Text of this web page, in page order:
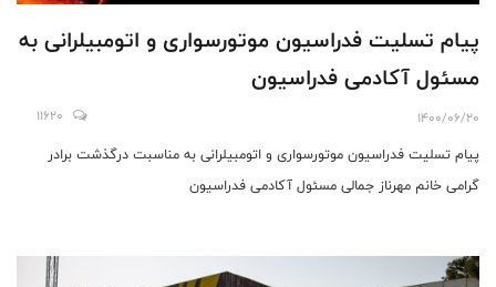
پیام تسلیت فدراسیون موتورسواری و اتومبیلرانی به
مسئول آکادمی فدراسیون
1400/06/20
11620
پیام تسلیت فدراسیون موتورسواری و اتومبیلرانی به مناسبت درگذشت برادر
گرامی خانم مهرناز جمالی مسئول آکادمی فدراسیون